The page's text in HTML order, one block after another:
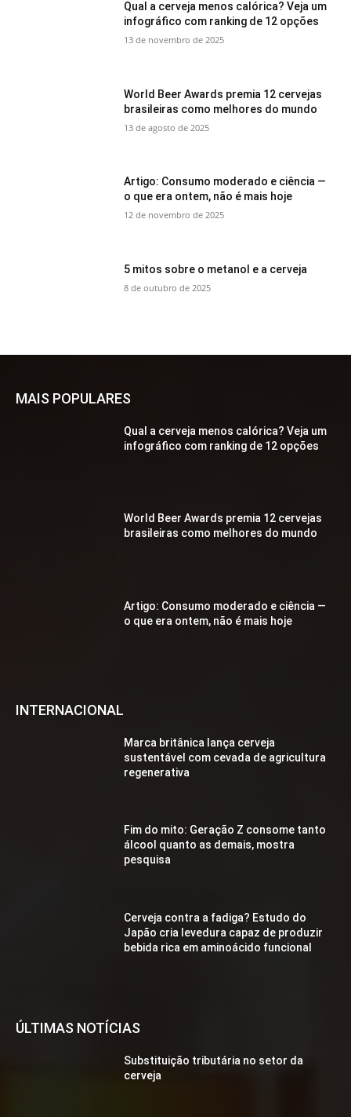
Qual a cerveja menos calórica? Veja um
infográfico com ranking de 12 opções
13 de novembro de 2025
World Beer Awards premia 12 cervejas
brasileiras como melhores do mundo
13 de agosto de 2025
Artigo: Consumo moderado e ciência —
o que era ontem, não é mais hoje
12 de novembro de 2025
5 mitos sobre o metanol e a cerveja
8 de outubro de 2025
MAIS POPULARES
Qual a cerveja menos calórica? Veja um
infográfico com ranking de 12 opções
World Beer Awards premia 12 cervejas
brasileiras como melhores do mundo
Artigo: Consumo moderado e ciência —
o que era ontem, não é mais hoje
INTERNACIONAL
Marca britânica lança cerveja
sustentável com cevada de agricultura
regenerativa
Fim do mito: Geração Z consome tanto
álcool quanto as demais, mostra
pesquisa
Cerveja contra a fadiga? Estudo do
Japão cria levedura capaz de produzir
bebida rica em aminoácido funcional
ÚLTIMAS NOTÍCIAS
Substituição tributária no setor da
cerveja